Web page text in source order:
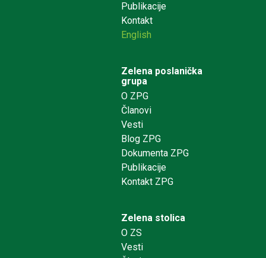
Publikacije
Kontakt
English
Zelena poslanička
grupa
O ZPG
Članovi
Vesti
Blog ZPG
Dokumenta ZPG
Publikacije
Kontakt ZPG
Zelena stolica
O ZS
Vesti